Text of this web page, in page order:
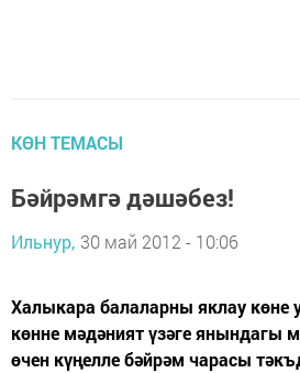
КӨН ТЕМАСЫ
Бәйрәмгә дәшәбез!
Ильнур, 30 май 2012 - 10:06
Халыкара балаларны яклау көне
көнне мәдәният үзәге янындагы
өчен күңелле бәйрәм чарасы